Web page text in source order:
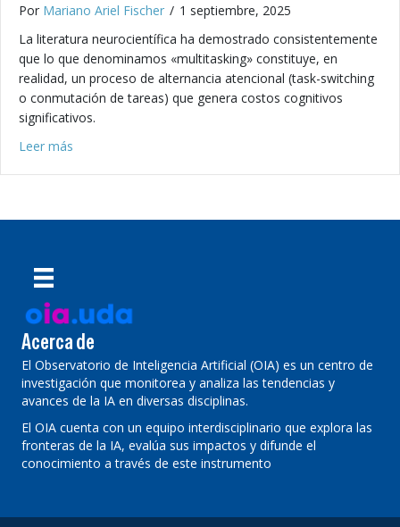
Por Mariano Ariel Fischer / 1 septiembre, 2025
La literatura neurocientífica ha demostrado consistentemente
que lo que denominamos «multitasking» constituye, en
realidad, un proceso de alternancia atencional (task-switching
o conmutación de tareas) que genera costos cognitivos
significativos.
Leer más
Acerca de
El Observatorio de Inteligencia Artificial (OIA) es un centro de
investigación que monitorea y analiza las tendencias y
avances de la IA en diversas disciplinas.
El OIA cuenta con un equipo interdisciplinario que explora las
fronteras de la IA, evalúa sus impactos y difunde el
conocimiento a través de este instrumento